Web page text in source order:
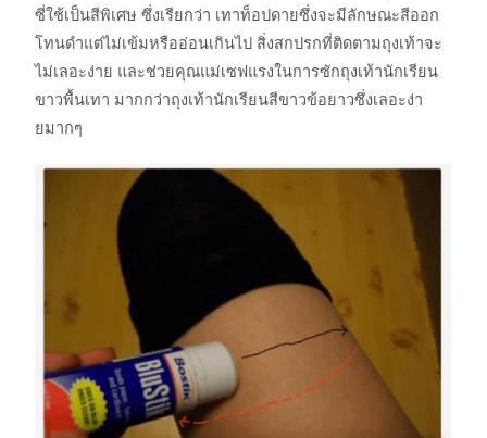
ซี่ใช้เป็นสีพิเศษ ซึ่งเรียกว่า เทาท็อปดายซึ่งจะมีลักษณะสีออก
โทนดำแต่ไม่เข้มหรืออ่อนเกินไป สิ่งสกปรกที่ติดตามถุงเท้าจะ
ไม่เลอะง่าย และช่วยคุณแม่เซฟแรงในการซักถุงเท้านักเรียน
ขาวพื้นเทา มากกว่าถุงเท้านักเรียนสีขาวข้อยาวซึ่งเลอะง่า
ยมากๆ